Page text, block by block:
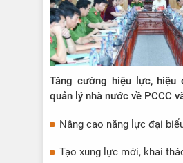
Tăng cường hiệu lực, hiệu
quản lý nhà nước về PCCC
Nâng cao năng lực đại
Tạo xung lực mới, khai